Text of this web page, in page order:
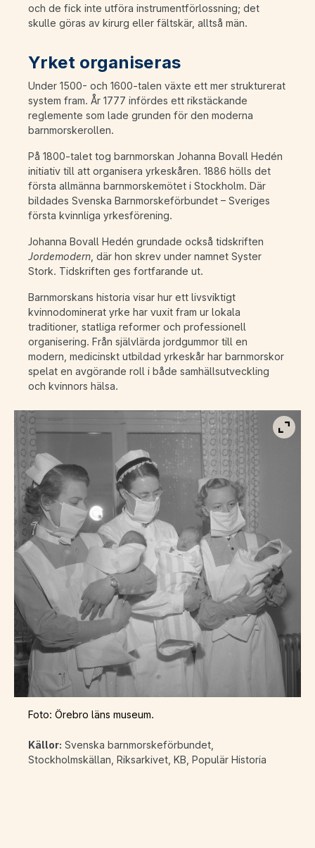
och de fick inte utföra instrumentförlossning; det
skulle göras av kirurg eller fältskär, alltså män.
Yrket organiseras
Under 1500- och 1600-talen växte ett mer strukturerat
system fram. År 1777 infördes ett rikstäckande
reglemente som lade grunden för den moderna
barnmorskerollen.
På 1800-talet tog barnmorskan Johanna Bovall Hedén
initiativ till att organisera yrkeskåren. 1886 hölls det
första allmänna barnmorskemötet i Stockholm. Där
bildades Svenska Barnmorskeförbundet – Sveriges
första kvinnliga yrkesförening.
Johanna Bovall Hedén grundade också tidskriften
Jordemodern , där hon skrev under namnet Syster
Stork. Tidskriften ges fortfarande ut.
Barnmorskans historia visar hur ett livsviktigt
kvinnodominerat yrke har vuxit fram ur lokala
traditioner, statliga reformer och professionell
organisering. Från självlärda jordgummor till en
modern, medicinskt utbildad yrkeskår har barnmorskor
spelat en avgörande roll i både samhällsutveckling
och kvinnors hälsa.
Visa
Foto: Örebro läns museum.
Källor: Svenska barnmorskeförbundet,
Stockholmskällan, Riksarkivet, KB, Populär Historia